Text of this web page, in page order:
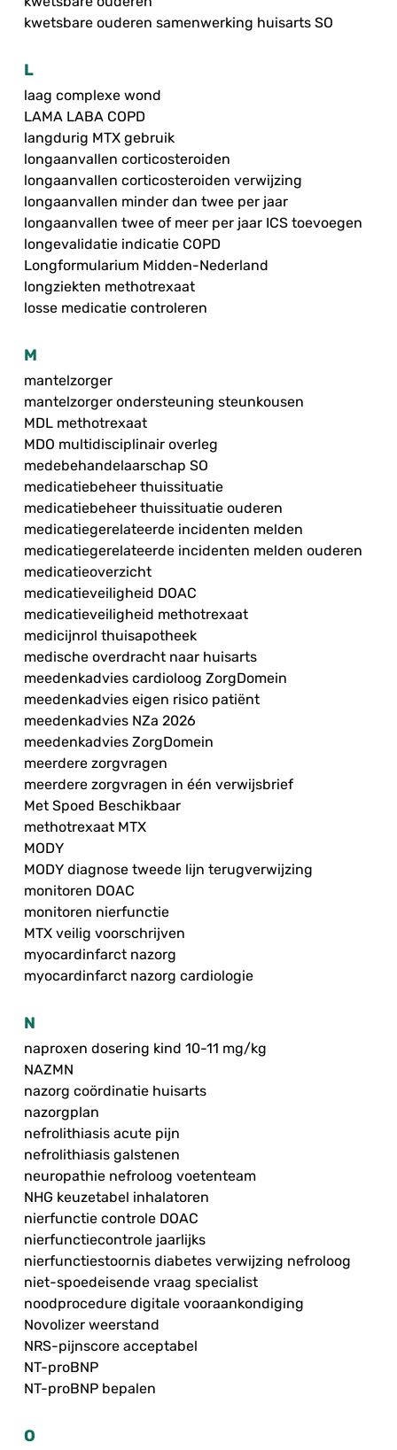
kwetsbare ouderen samenwerking huisarts SO
L
laag complexe wond
LAMA LABA COPD
langdurig MTX gebruik
longaanvallen corticosteroiden
longaanvallen corticosteroiden verwijzing
longaanvallen minder dan twee per jaar
longaanvallen twee of meer per jaar ICS toevoegen
longevalidatie indicatie COPD
Longformularium Midden-Nederland
longziekten methotrexaat
losse medicatie controleren
M
mantelzorger
mantelzorger ondersteuning steunkousen
MDL methotrexaat
MDO multidisciplinair overleg
medebehandelaarschap SO
medicatiebeheer thuissituatie
medicatiebeheer thuissituatie ouderen
medicatiegerelateerde incidenten melden
medicatiegerelateerde incidenten melden ouderen
medicatieoverzicht
medicatieveiligheid DOAC
medicatieveiligheid methotrexaat
medicijnrol thuisapotheek
medische overdracht naar huisarts
meedenkadvies cardioloog ZorgDomein
meedenkadvies eigen risico patiënt
meedenkadvies NZa 2026
meedenkadvies ZorgDomein
meerdere zorgvragen
meerdere zorgvragen in één verwijsbrief
Met Spoed Beschikbaar
methotrexaat MTX
MODY
MODY diagnose tweede lijn terugverwijzing
monitoren DOAC
monitoren nierfunctie
MTX veilig voorschrijven
myocardinfarct nazorg
myocardinfarct nazorg cardiologie
N
naproxen dosering kind 10-11 mg/kg
NAZMN
nazorg coördinatie huisarts
nazorgplan
nefrolithiasis acute pijn
nefrolithiasis galstenen
neuropathie nefroloog voetenteam
NHG keuzetabel inhalatoren
nierfunctie controle DOAC
nierfunctiecontrole jaarlijks
nierfunctiestoornis diabetes verwijzing nefroloog
niet-spoedeisende vraag specialist
noodprocedure digitale vooraankondiging
Novolizer weerstand
NRS-pijnscore acceptabel
NT-proBNP
NT-proBNP bepalen
O